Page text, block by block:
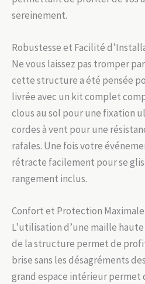
sereinement.
Robustesse et Facilité
Ne vous laissez pas tromper
cette structure a été pensée
livrée avec un kit complet
clous au sol pour une fixation
cordes à vent pour une
rafales. Une fois votre
rétracte facilement pour se
rangement inclus.
Confort et Protection Maximale
L’utilisation d’une maille
de la structure permet de
brise sans les désagréments
grand espace intérieur permet